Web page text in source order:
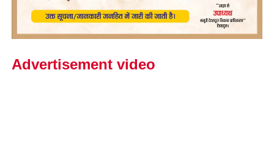
Advertisement video